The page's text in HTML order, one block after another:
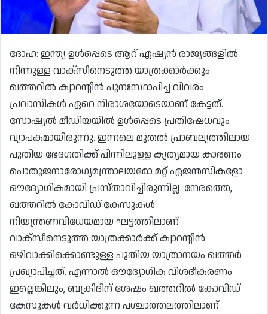
ദോഹ: ഇന്ത്യ ഉൾപ്പെടെ ആറ് ഏഷ്യൻ രാജ്യങ്ങളിൽ
നിന്നുള്ള വാക്സീനെടുത്ത യാത്രക്കാർക്കും
ഖത്തറിൽ ക്വാറന്റീൻ പുനഃസ്ഥാപിച്ച വിവരം
പ്രവാസികൾ ഏറെ നിരാശയോടെയാണ് കേട്ടത്.
സോഷ്യൽ മീഡിയയിൽ ഉൾപ്പെടെ പ്രതിഷേധവും
വ്യാപകമായിരുന്നു. ഇന്നലെ മുതൽ പ്രാബല്യത്തിലായ
പുതിയ ഭേദഗതിക്ക് പിന്നിലുള്ള കൃത്യമായ കാരണം
പൊതുജനാരോഗ്യമന്ത്രാലയമോ മറ്റ് ഏജൻസികളോ
ഔദ്യോഗികമായി പ്രസ്താവിച്ചിരുന്നില്ല. നേരത്തെ,
ഖത്തറിൽ കോവിഡ് കേസുകൾ
നിയന്ത്രണവിധേയമായ ഘട്ടത്തിലാണ്
വാക്സീനെടുത്ത യാത്രക്കാർക്ക് ക്വാറന്റീൻ
ഒഴിവാക്കിക്കൊണ്ടുള്ള പുതിയ യാത്രാനയം ഖത്തർ
പ്രഖ്യാപിച്ചത്. എന്നാൽ ഔദ്യോഗിക വിശദീകരണം
ഇല്ലെങ്കിലും, ബക്രീദിന് ശേഷം ഖത്തറിൽ കോവിഡ്
കേസുകൾ വർധിക്കുന്ന പശ്ചാത്തലത്തിലാണ്